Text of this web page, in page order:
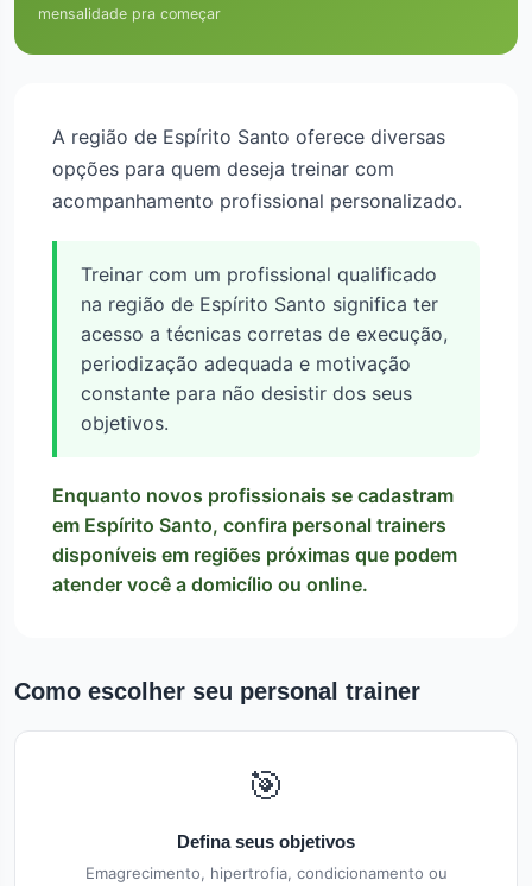
mensalidade pra começar
A região de Espírito Santo oferece diversas
opções para quem deseja treinar com
acompanhamento profissional personalizado.
Treinar com um profissional qualificado
na região de Espírito Santo significa ter
acesso a técnicas corretas de execução,
periodização adequada e motivação
constante para não desistir dos seus
objetivos.
Enquanto novos profissionais se cadastram
em Espírito Santo, confira personal trainers
disponíveis em regiões próximas que podem
atender você a domicílio ou online.
Como escolher seu personal trainer
🎯
Defina seus objetivos
Emagrecimento, hipertrofia, condicionamento ou